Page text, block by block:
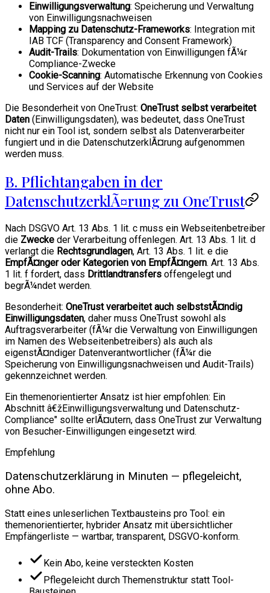
Einwilligungsverwaltung: Speicherung und Verwaltung
von Einwilligungsnachweisen
Mapping zu Datenschutz-Frameworks: Integration mit
IAB TCF (Transparency and Consent Framework)
Audit-Trails: Dokumentation von Einwilligungen fÃ¼r
Compliance-Zwecke
Cookie-Scanning: Automatische Erkennung von Cookies
und Services auf der Website
Die Besonderheit von OneTrust: OneTrust selbst verarbeitet
Daten (Einwilligungsdaten), was bedeutet, dass OneTrust
nicht nur ein Tool ist, sondern selbst als Datenverarbeiter
fungiert und in die DatenschutzerklÃ¤rung aufgenommen
werden muss.
B. Pflichtangaben in der
DatenschutzerklÃ¤rung zu OneTrust
Nach DSGVO Art. 13 Abs. 1 lit. c muss ein Webseitenbetreiber
die Zwecke der Verarbeitung offenlegen. Art. 13 Abs. 1 lit. d
verlangt die Rechtsgrundlagen, Art. 13 Abs. 1 lit. e die
EmpfÃ¤nger oder Kategorien von EmpfÃ¤ngern. Art. 13 Abs.
1 lit. f fordert, dass Drittlandtransfers offengelegt und
begrÃ¼ndet werden.
Besonderheit: OneTrust verarbeitet auch selbststÃ¤ndig
Einwilligungsdaten, daher muss OneTrust sowohl als
Auftragsverarbeiter (fÃ¼r die Verwaltung von Einwilligungen
im Namen des Webseitenbetreibers) als auch als
eigenstÃ¤ndiger Datenverantwortlicher (fÃ¼r die
Speicherung von Einwilligungsnachweisen und Audit-Trails)
gekennzeichnet werden.
Ein themenorientierter Ansatz ist hier empfohlen: Ein
Abschnitt â€žEinwilligungsverwaltung und Datenschutz-
Compliance" sollte erlÃ¤utern, dass OneTrust zur Verwaltung
von Besucher-Einwilligungen eingesetzt wird.
Empfehlung
Datenschutzerklärung in Minuten — pflegeleicht,
ohne Abo.
Statt eines unleserlichen Textbausteins pro Tool: ein
themenorientierter, hybrider Ansatz mit übersichtlicher
Empfängerliste — wartbar, transparent, DSGVO-konform.
Kein Abo, keine versteckten Kosten
Pflegeleicht durch Themenstruktur statt Tool-